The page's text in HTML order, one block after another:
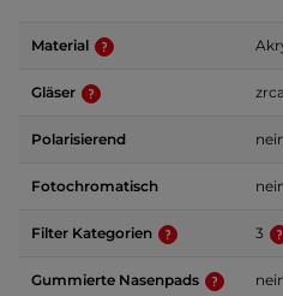
Material
Gläser
Polarisierend
Fotochromatisch
Filter Kategorien 3
Gummierte Nasenpads